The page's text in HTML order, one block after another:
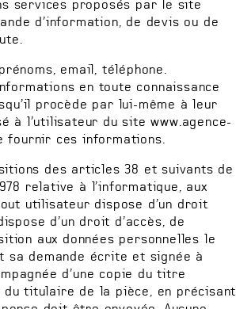
services proposés par le site
d’information, de devis ou de
email, téléphone.
en toute connaissance
procède par lui-même à leur
à l’utilisateur du site www.agence-
fournir ces informations.
des articles 38 et suivants de
relative à l’informatique, aux
utilisateur dispose d’un droit
d’un droit d’accès, de
aux données personnelles le
sa demande écrite et signée à
d’une copie du titre
du titulaire de la pièce, en précisant